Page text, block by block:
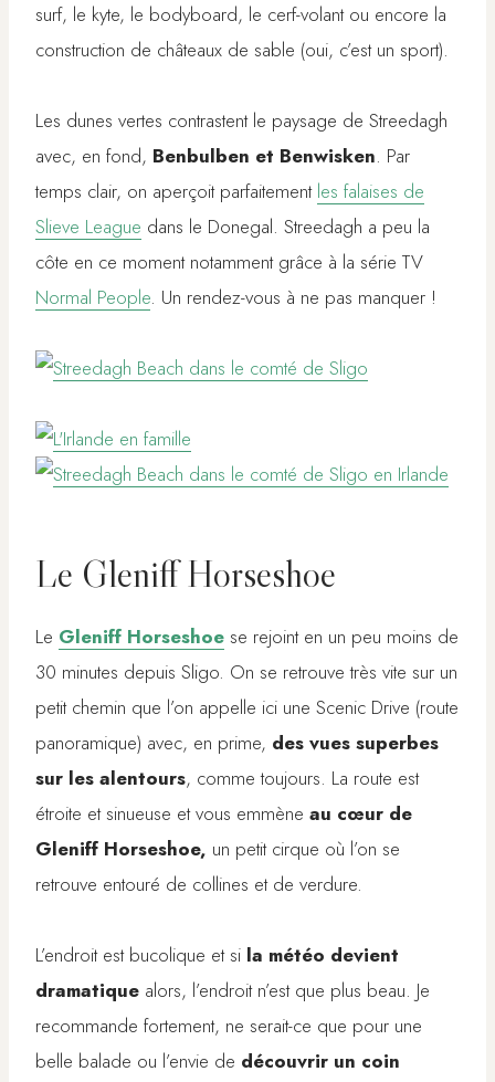
surf, le kyte, le bodyboard, le cerf-volant ou encore la
construction de châteaux de sable (oui, c’est un sport).
Les dunes vertes contrastent le paysage de Streedagh
avec, en fond, Benbulben et Benwisken. Par
temps clair, on aperçoit parfaitement les falaises de
Slieve League dans le Donegal. Streedagh a peu la
côte en ce moment notamment grâce à la série TV
Normal People. Un rendez-vous à ne pas manquer !
Le Gleniff Horseshoe
Le Gleniff Horseshoe se rejoint en un peu moins de
30 minutes depuis Sligo. On se retrouve très vite sur un
petit chemin que l’on appelle ici une Scenic Drive (route
panoramique) avec, en prime, des vues superbes
sur les alentours, comme toujours. La route est
étroite et sinueuse et vous emmène au cœur de
Gleniff Horseshoe, un petit cirque où l’on se
retrouve entouré de collines et de verdure.
L’endroit est bucolique et si la météo devient
dramatique alors, l’endroit n’est que plus beau. Je
recommande fortement, ne serait-ce que pour une
belle balade ou l’envie de découvrir un coin